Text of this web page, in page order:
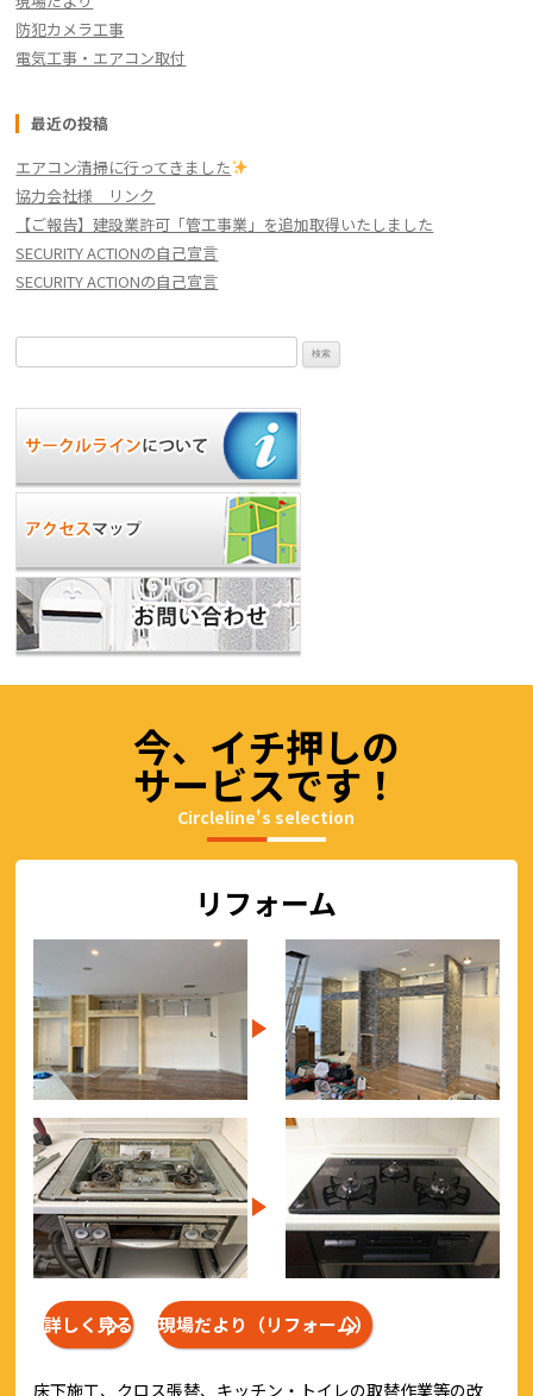
防犯カメラ工事
電気工事・エアコン取付
最近の投稿
エアコン清掃に行ってきました
協力会社様 リンク
【ご報告】建設業許可「管工事業」を追加取得いたしました
SECURITY ACTIONの自己宣言
SECURITY ACTIONの自己宣言
索:
今、イチ押しの
サービスです！
Circleline's selection
リフォーム
詳しく見る 現場だより（リフォーム）
床下施工、クロス張替、キッチン・トイレの取替作業等の改